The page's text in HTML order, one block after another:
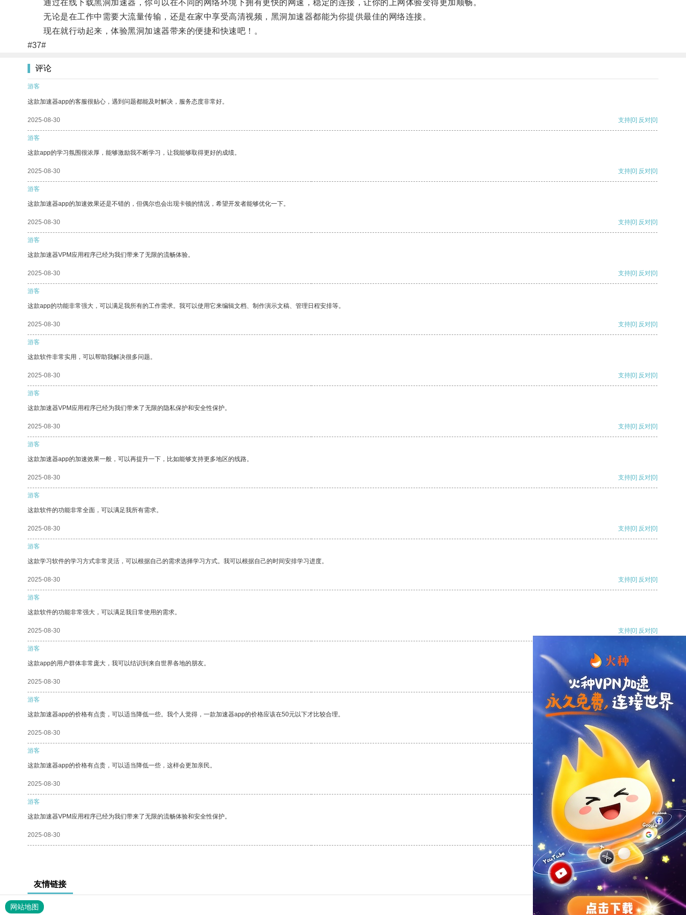
通过在线下载黑洞加速器，你可以在不同的网络环境下拥有更快的网速，稳定的连接，让你的上网体验变得更加顺畅。
无论是在工作中需要大流量传输，还是在家中享受高清视频，黑洞加速器都能为你提供最佳的网络连接。
现在就行动起来，体验黑洞加速器带来的便捷和快速吧！。
#37#
评论
游客
这款加速器app的客服很贴心，遇到问题都能及时解决，服务态度非常好。
2025-08-30 支持[0] 反对[0]
游客
这款app的学习氛围很浓厚，能够激励我不断学习，让我能够取得更好的成绩。
2025-08-30 支持[0] 反对[0]
游客
这款加速器app的加速效果还是不错的，但偶尔也会出现卡顿的情况，希望开发者能够优化一下。
2025-08-30 支持[0] 反对[0]
游客
这款加速器VPM应用程序已经为我们带来了无限的流畅体验。
2025-08-30 支持[0] 反对[0]
游客
这款app的功能非常强大，可以满足我所有的工作需求。我可以使用它来编辑文档、制作演示文稿、管理日程安排等。
2025-08-30 支持[0] 反对[0]
游客
这款软件非常实用，可以帮助我解决很多问题。
2025-08-30 支持[0] 反对[0]
游客
这款加速器VPM应用程序已经为我们带来了无限的隐私保护和安全性保护。
2025-08-30 支持[0] 反对[0]
游客
这款加速器app的加速效果一般，可以再提升一下，比如能够支持更多地区的线路。
2025-08-30 支持[0] 反对[0]
游客
这款软件的功能非常全面，可以满足我所有需求。
2025-08-30 支持[0] 反对[0]
游客
这款学习软件的学习方式非常灵活，可以根据自己的需求选择学习方式。我可以根据自己的时间安排学习进度。
2025-08-30 支持[0] 反对[0]
游客
这款软件的功能非常强大，可以满足我日常使用的需求。
2025-08-30 支持[0] 反对[0]
游客
这款app的用户群体非常庞大，我可以结识到来自世界各地的朋友。
2025-08-30 支持[0] 反对
游客
这款加速器app的价格有点贵，可以适当降低一些。我个人觉得，一款加速器app的价格应该在50元以下才比较合理。
2025-08-30 支持
游客
这款加速器app的价格有点贵，可以适当降低一些，这样会更加亲民。
2025-08-30 反对 [0]
游客
这款加速器VPM应用程序已经为我们带来了无限的流畅体验和安全性保护。
2025-08-30 支持[0] 反对[0]
友情链接
网站地图